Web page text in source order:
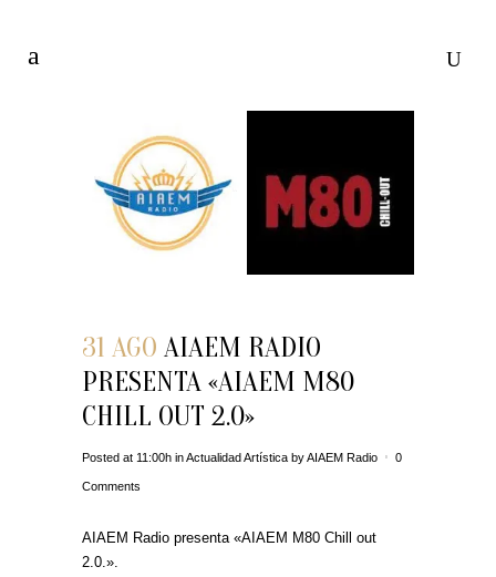
31 AGO AIAEM RADIO
PRESENTA «AIAEM M80
CHILL OUT 2.0»
Posted at 11:00h inActualidad Artística byAIAEM Radio 0
Comments
AIAEM Radio presenta «AIAEM M80 Chill out
2.0.».